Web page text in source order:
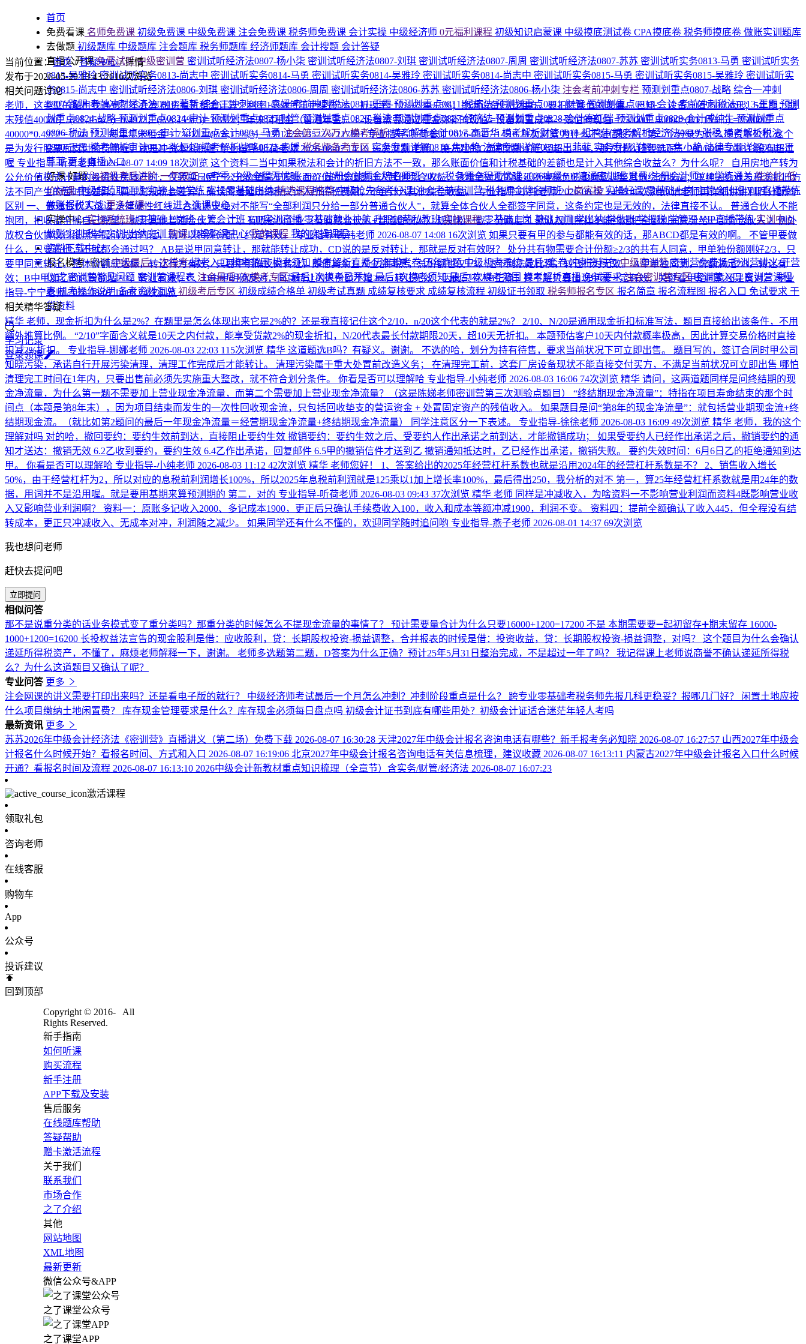
首页
免费看课 名师免费课 初级免费课 中级免费课 注会免费课 税务师免费课 会计实操 中级经济师 0元福利课程 初级知识启蒙课 中级摸底测试卷 CPA摸底卷 税务师摸底卷 做账实训题库
去做题 初级题库 中级题库 注会题库 税务师题库 经济师题库 会计搜题 会计答疑
直播公开课免费试听|中级密训营 密训试听经济法0807-杨小柒 密训试听经济法0807-刘琪 密训试听经济法0807-周周 密训试听经济法0807-苏苏 密训试听实务0813-马勇 密训试听实务
0813-吴雅玲密训试听实务0813-尚志中 密训试听实务0814-马勇 密训试听实务0814-吴雅玲 密训试听实务0814-尚志中 密训试听实务0815-马勇 密训试听实务0815-吴雅玲 密训试听实
务0815-尚志中 密训试听经济法0806-刘琪 密训试听经济法0806-周周 密训试听经济法0806-苏苏 密训试听经济法0806-杨小柒 注会考前冲刺专栏 预测划重点0807-战略 综合一冲刺
0807-路明考前冲刺经济法0810-著新综合二冲刺0811-袁媛考前冲刺税法0811-王霞预测划重点0811-经济法预测划重点0812-财管预测划重点0813-会计考前冲刺税法0813-王霞预测
划重点0824-战略预测划重点0824-审计预测划重点0825-财管预测划重点0826-税法预测划重点0827-经济法预测划重点0828-会计高红瑞预测划重点0828-会计戚纯生预测划重点
0806-税法 预测划重点0805-审计💥划重点会计0804-马勇注会第三次万人模考解析模考解析会计0817-高晋华模考解析财管0818-祖鸿伟模考解析经济法0819-张稳模考解析税法
0820-王霞模考解析审计0821-张恒超模考解析战略0822-袁媛税务师备考专区 实务专题详解0810-焦小艳法律专题详解0812-王菲菲 实务专题详解0817-焦小艳法律专题详解0819-王
菲菲更多直播入口
好课·好题🚀初级考后进阶·一年双证26考季·中级全程无忧班2027·注册会计师金牌名师班2026·税务师全程无忧班2026中级VIP速通密训班退费·注册会计师VIP学练通关性价比·低
价好课中级超值取证班实战上岗学练实操零基础出纳精选课程推荐中级抢先备考好课注会考前密训营税务师金牌名师班上岗实操实操好课零基础上岗主管会计班VIP直播带练
做账报税实战更多好课>>>→进入选课中心
实操中心实操系统班零基础上岗班主管会计班VIP实训直播零基础就业护航升职加薪私教班实操课程零基础上岗 基础入门学出纳学做账学报税学管理VIP直播带练实训中心
做账实训税务实训出纳实训购课实操购课中心我的课程 我的实操课程
资料下载中心
报名模考+密训中级最后一次模考模考入口模考范围模考须知模考解析直播历年模考卷历年真题中级机考系统最后3套卷冲刺资料包中级密训营密训营免费场密训营讲义开营
仪式密训营常见问题 密训营课程表 注会最后1次模考专区最后1次模考已开始最后1次模考须知最后1次模考范围 模考解析直播免试要求注会密训营专区密训营入口密训营课程
表机考操作说明备考资料汇总初级考后专区 初级成绩合格单 初级考试真题 成绩复核要求 成绩复核流程 初级证书领取 税务师报名专区 报名简章 报名流程图 报名入口 免试要求 干
货资料
学习记录
登录领课
当前位置：首页/答疑中心/详情
发布于2026-05-29 13:43:2616次浏览
相关问题讨论
老师，这类型的题目我遇到了不会算融资租赁租金计算：利率10%+每年手续费5%，折现率=10%+5%=15%；期满设备归出租方，要扣除残值的现值。 已知： 设备原值750000元；5年期；期
末残值40000； (P/F,15%,5)=0.4972，(P/A,15%,5)=3.3522；年末付租金（普通年金） 1. 设备需要通过租金弥补的现值 =设备购置成本 − 残值的现值 =750000 - 40000*(P/F,15%,5) =750000-
40000*0.4972 = 730112 ​ 2. 每年年末租金 = 730112 /(P/A,15%,5) =730112 /3.3522 ≈ 217801专业指导-听荷老师2026-08-07 14:1021次浏览为什么不是借股本，第二个分录为什么冲资本公积这个
是为发行股票而支付的费用喔，就是冲资本公积喔专业指导-听荷老师2026-08-07 14:10 16次浏览老师，第八题的C选项他补价已经超出25%，那为什么还要选呢？200/6000=0.0333没有超过
喔 专业指导-听荷老师2026-08-07 14:09 18次浏览 这个资料二当中如果税法和会计的折旧方法不一致，那么账面价值和计税基础的差额也是计入其他综合收益么？为什么呢？
自用房地产转为
公允价值模式计量的投资性房地产时，仅转换日房产公允价值高于原账面价值的增值额计入其他综合收益，该增值对应的递延所得税负债也对应调整其他综合收益；单纯因会计与税法折旧方
法不同产生的暂时性差异，属于常规税会差异，确认的递延所得税只计入所得税费用，不会计入其他综合收益。专业指导-小纯老师2026-08-07 14:0846次浏览请老师再详细讲讲利润分配的
区别 一、普通合伙人这边 法律硬性红线：合伙协议绝对不能写“全部利润只分给一部分普通合伙人”，就算全体合伙人全都签字同意，这条约定也是无效的，法律直接不认。 普通合伙人不能
抱团，把收益全揣自己兜里，抛开其他普通合伙人。 二、有限合伙企业（有有限合伙人+普通合伙人） 规则松一截，分两层 1. 默认规则照样不能约定把全部利润只分给一部分合伙人 2. 例外
放权合伙协议白纸黑字提前说好的话，就可以特殊分配，约定有效。专业指导-韩韩老师 2026-08-07 14:08 16次浏览 如果只要有甲的参与都能有效的话，那ABCD都是有效的啊。 不管甲要做
什么，只要有他，不就都会通过吗？ AB是说甲同意转让，那就能转让成功，CD说的是反对转让，那就是反对有效呀？ 处分共有物需要合计份额≥2/3的共有人同意，甲单独份额刚好2/3，只
要甲同意转让，整体份额就达标，转让行为有效；只要甲明确反对转让，即便其余五人全部同意，总份额也仅1/3，达不到法定比例，转让行为无效。 A甲单独同意，份额满足2/3，转让有
效；B中甲加乙的总份额超2/3，转让有效；C、D中甲明确反对，同意转让的人份额不足2/3，转让无效，因此只有AB正确，并不是只要出现甲就一定有效，关键看甲是同意还是反对。专业
指导-宁宁老师2026-08-07 14:0824次浏览
相关精华答疑
精华 老师，现金折扣为什么是2%？在题里是怎么体现出来它是2%的？还是我直接记住这个2/10，n/20这个代表的就是2%？ 2/10、N/20是通用现金折扣标准写法，题目直接给出该条件，不用
额外推算比例。 “2/10”字面含义就是10天之内付款，能享受货款2%的现金折扣，N/20代表最长付款期限20天，超10天无折扣。 本题预估客户10天内付款概率极高，因此计算交易价格时直接
扣减2%折扣。
专业指导-娜娜老师 2026-08-03 22:03 115次浏览 精华 这道题选B吗？有疑义。谢谢。 不选的哈，划分为持有待售，要求当前状况下可立即出售。 题目写的，签订合同时甲公司
知晓污染，承诺自行开展污染清理，清理工作完成后才能转让。 清理污染属于重大处置前改造义务； 在清理完工前，这套厂房设备现状不能直接交付买方，不满足当前状况可立即出售 哪怕
清理完工时间在1年内，只要出售前必须先实施重大整改，就不符合划分条件。 你看是否可以理解哈 专业指导-小纯老师 2026-08-03 16:06 74次浏览 精华 请问，这两道题同样是问终结期的现
金净流量，为什么第一题不需要加上营业现金净流量，而第二个需要加上营业现金净流量？（这是陈娣老师密训营第三次测验点题目） “终结期现金净流量”：特指在项目寿命结束的那个时
间点（本题是第8年末），因为项目结束而发生的一次性回收现金流，只包括回收垫支的营运资金 + 处置固定资产的残值收入。 如果题目是问“第8年的现金净流量”：就包括营业期现金流+终
结期现金流。（就比如第2题问的最后一年现金净流量＝经营期现金净流量+终结期现金净流量） 同学注意区分一下表述。
专业指导-徐徐老师 2026-08-03 16:09 49次浏览 精华 老师，我的这个
理解对吗 对的哈，撤回要约：要约生效前到达，直接阻止要约生效 撤销要约：要约生效之后、受要约人作出承诺之前到达，才能撤销成功； 如果受要约人已经作出承诺之后，撤销要约的通
知才送达：撤销无效 6.2乙收到要约，要约生效 6.4乙作出承诺，回复邮件 6.5甲的撤销信件才送到乙 撤销通知抵达时，乙已经作出承诺，撤销失败。 要约失效时间：6月6日乙的拒绝通知到达
甲。 你看是否可以理解哈 专业指导-小纯老师 2026-08-03 11:12 42次浏览 精华 老师您好！ 1、答案给出的2025年经营杠杆系数也就是沿用2024年的经营杠杆系数是不？ 2、销售收入增长
50%，由于经营杠杆为2，所以对应的息税前利润增长100%，所以2025年息税前利润就是125乘以1加上增长率100%，最后得出250，我分析的对不 第一，算25年经营杠杆系数就是用24年的数
据，用词并不是沿用喔。就是要用基期来算预测期的 第二，对的 专业指导-听荷老师 2026-08-03 09:43 37次浏览 精华 老师 同样是冲减收入，为啥资料一不影响营业利润而资料4既影响营业收
入又影响营业利润啊？ 资料一：原账多记收入2000、多记成本1900，更正后只确认手续费收入100，收入和成本等额冲减1900，利润不变。 资料四：提前全额确认了收入445，但全程没有结
转成本，更正只冲减收入、无成本对冲，利润随之减少。 如果同学还有什么不懂的，欢迎同学随时追问哟 专业指导-燕子老师 2026-08-01 14:37 69次浏览
我也想问老师
赶快去提问吧
立即提问
相似问答
那不是说重分类的话业务模式变了重分类吗？那重分类的时候怎么不提现金流量的事情了？ 预计需要量合计为什么只要16000+1200=17200 不是 本期需要要➖起初留存➕期末留存 16000-
1000+1200=16200 长投权益法宣告的现金股利是借：应收股利，贷：长期股权投资-损益调整，合并报表的时候是借：投资收益，贷：长期股权投资-损益调整，对吗？ 这个题目为什么会确认
递延所得税资产，不懂了，麻烦老师解释一下，谢谢。 老师多选题第二题，D答案为什么正确？预计25年5月31日整治完成，不是超过一年了吗？ 我记得课上老师说商誉不确认递延所得税
么？为什么这道题目又确认了呢？
专业问答 更多
注会网课的讲义需要打印出来吗？还是看电子版的就行？ 中级经济师考试最后一个月怎么冲刺？冲刺阶段重点是什么？ 跨专业零基础考税务师先报几科更稳妥？报哪几门好？ 闲置土地应按
什么项目缴纳土地闲置费？ 库存现金管理要求是什么？库存现金必须每日盘点吗 初级会计证书到底有哪些用处？初级会计证适合迷茫年轻人考吗
最新资讯 更多
苏苏2026年中级会计经济法《密训营》直播讲义（第二场）免费下载 2026-08-07 16:30:28 天津2027年中级会计报名咨询电话有哪些？新手报考务必知晓 2026-08-07 16:27:57 山西2027年中级会
计报名什么时候开始？看报名时间、方式和入口 2026-08-07 16:19:06 北京2027年中级会计报名咨询电话有关信息梳理，建议收藏 2026-08-07 16:13:11 内蒙古2027年中级会计报名入口什么时候
开通？看报名时间及流程 2026-08-07 16:13:10 2026中级会计新教材重点知识梳理（全章节）含实务/财管/经济法 2026-08-07 16:07:23
激活课程
领取礼包
咨询老师
在线客服
购物车
App
公众号
投诉建议
回到顶部
Copyright © 2016-
All
Rights Reserved.
新手指南
如何听课
购买流程
新手注册
APP下载及安装
售后服务
在线题库帮助
答疑帮助
赠卡激活流程
关于我们
联系我们
市场合作
之了介绍
其他
网站地图
XML地图
最新更新
微信公众号&APP
之了课堂公众号
之了课堂APP